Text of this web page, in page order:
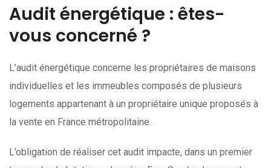
Audit énergétique : êtes-
vous concerné ?
L’audit énergétique concerne les propriétaires de maisons
individuelles et les immeubles composés de plusieurs
logements appartenant à un propriétaire unique proposés à
la vente en France métropolitaine.
L’obligation de réaliser cet audit impacte, dans un premier